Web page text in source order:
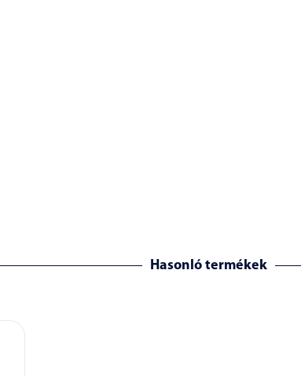
Hasonló termékek